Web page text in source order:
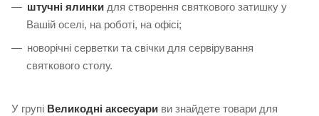
штучні ялинки для створення святкового затишку у
Вашій оселі, на роботі, на офісі;
новорічні серветки та свічки для сервірування
святкового столу.
У групі Великодні аксесуари ви знайдете товари для